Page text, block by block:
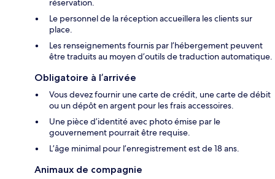
réservation.
Le personnel de la réception accueillera les clients sur
place.
Les renseignements fournis par l’hébergement peuvent
être traduits au moyen d’outils de traduction automatique.
Obligatoire à l’arrivée
Vous devez fournir une carte de crédit, une carte de débit
ou un dépôt en argent pour les frais accessoires.
Une pièce d’identité avec photo émise par le
gouvernement pourrait être requise.
L’âge minimal pour l’enregistrement est de 18 ans.
Animaux de compagnie